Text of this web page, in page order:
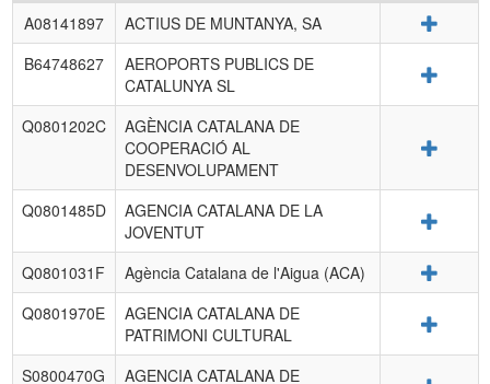
Listado
de
entidades
A08141897
ACTIUS DE MUNTANYA, SA
B64748627
AEROPORTS PUBLICS DE
CATALUNYA SL
Q0801202C
AGÈNCIA CATALANA DE
COOPERACIÓ AL
DESENVOLUPAMENT
Q0801485D
AGENCIA CATALANA DE LA
JOVENTUT
Q0801031F Agència Catalana de l'Aigua (ACA)
Q0801970E
AGENCIA CATALANA DE
PATRIMONI CULTURAL
S0800470G
AGENCIA CATALANA DE